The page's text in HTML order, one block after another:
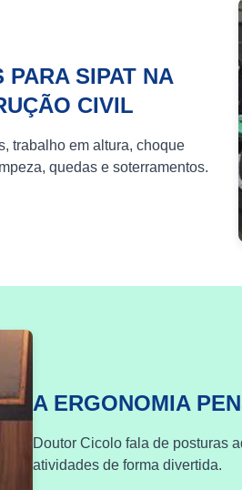
PARA SIPAT NA
CIVIL
trabalho em altura, choque
quedas e soterramentos.
A ERGONOMIA
Doutor Cicolo fala de posturas
atividades de forma divertida.